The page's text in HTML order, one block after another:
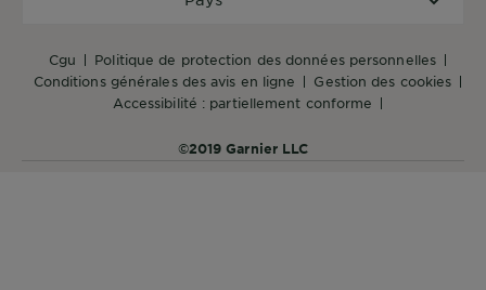
cgu
politique de protection des données personnelles
conditions générales des avis en ligne
gestion des cookies
accessibilité : partiellement conforme
©2019 Garnier LLC